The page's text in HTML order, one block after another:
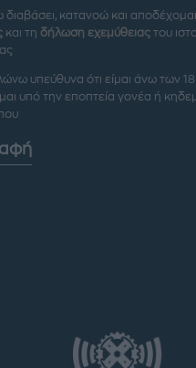
διαβάσει, κατανοώ και
και τη δήλωση εχεμύθειας του
υπεύθυνα ότι είμαι άνω των 18
υπό την εποπτεία γονέα ή